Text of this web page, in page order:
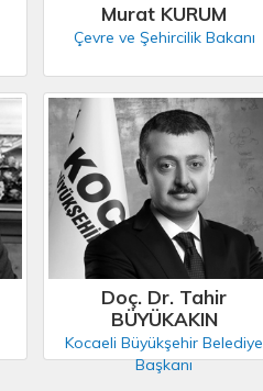
Murat KURUM
Çevre ve Şehircilik Bakanı
Doç. Dr. Tahir
BÜYÜKAKIN
Kocaeli Büyükşehir Belediye
Başkanı